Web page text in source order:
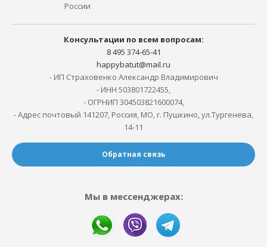
России
Консультации по всем вопросам:
8 495 374-65-41
happybatut@mail.ru
- ИП Страховенко Александр Владимирович
- ИНН 503801722455,
- ОГРНИП 304503821600074,
- Адрес почтовый 141207, Россия, МО, г. Пушкино, ул.Тургенева,
14-11
Обратная связь
Мы в мессенджерах: